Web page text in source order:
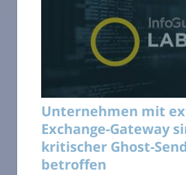
Unternehmen mit
Exchange-Gateway
kritischer Ghost-
betroffen